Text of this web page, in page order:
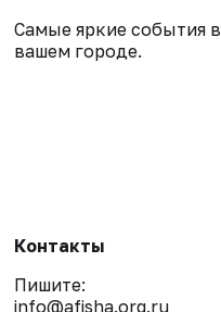
Самые яркие события в
вашем городе.
Контакты
Пишите:
info@afisha.org.ru